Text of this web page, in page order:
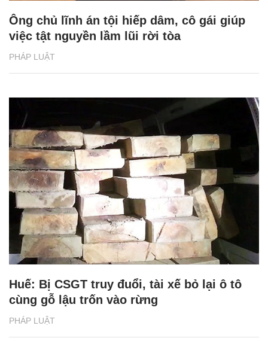
PHÁP LUẬT
Ông chủ lĩnh án tội hiếp dâm, cô gái giúp
việc tật nguyền lầm lũi rời tòa
PHÁP LUẬT
Huế: Bị CSGT truy đuổi, tài xế bỏ lại ô tô
cùng gỗ lậu trốn vào rừng